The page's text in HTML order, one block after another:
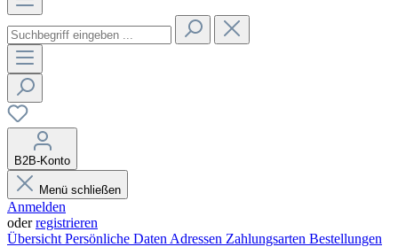
B2B-Konto
Menü schließen
Anmelden
oderregistrieren
Übersicht Persönliche Daten Adressen Zahlungsarten Bestellungen